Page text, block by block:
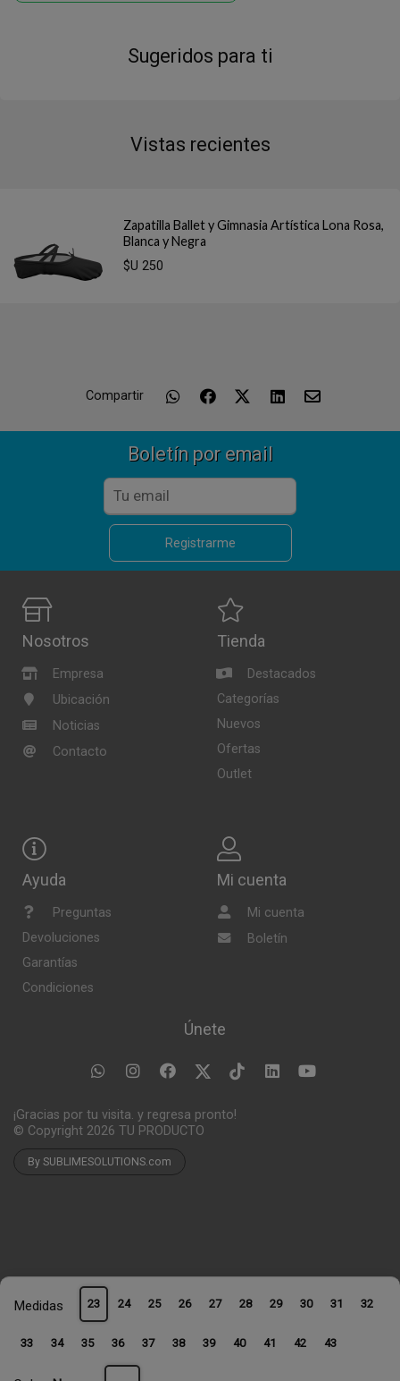
Sugeridos para ti
Medidas 23 24 25 26 27 28 29 30 31 32
33 34 35 36 37 38 39 40 41 42 43
Vistas recientes
Zapatilla Ballet y Gimnasia Artística Lona Rosa,
Blanca y Negra
$U 250
Compartir
Boletín por email
Registrarme
Nosotros
Empresa
Ubicación
Noticias
Contacto
Tienda
Destacados
Categorías
Nuevos
Ofertas
Outlet
Ayuda
Preguntas
Devoluciones
Garantías
Condiciones
Mi cuenta
Mi cuenta
Boletín
Únete
¡Gracias por tu visita. y regresa pronto!
© Copyright 2026 TU PRODUCTO
By SUBLIMESOLUTIONS.com